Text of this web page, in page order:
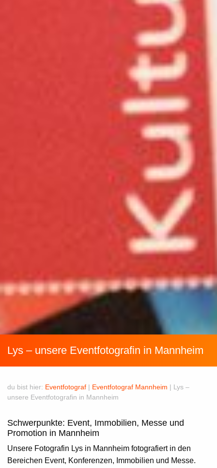
Lys – unsere Eventfotografin in Mannheim
du bist hier: Eventfotograf | Eventfotograf Mannheim | Lys –
unsere Eventfotografin in Mannheim
Schwerpunkte: Event, Immobilien, Messe und
Promotion in Mannheim
Unsere Fotografin Lys in Mannheim fotografiert in den
Bereichen Event, Konferenzen, Immobilien und Messe.